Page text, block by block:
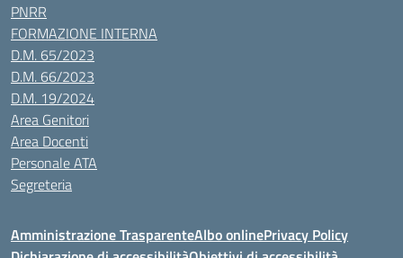
PNRR
FORMAZIONE INTERNA
D.M. 65/2023
D.M. 66/2023
D.M. 19/2024
Area Genitori
Area Docenti
Personale ATA
Segreteria
Amministrazione TrasparenteAlbo onlinePrivacy Policy